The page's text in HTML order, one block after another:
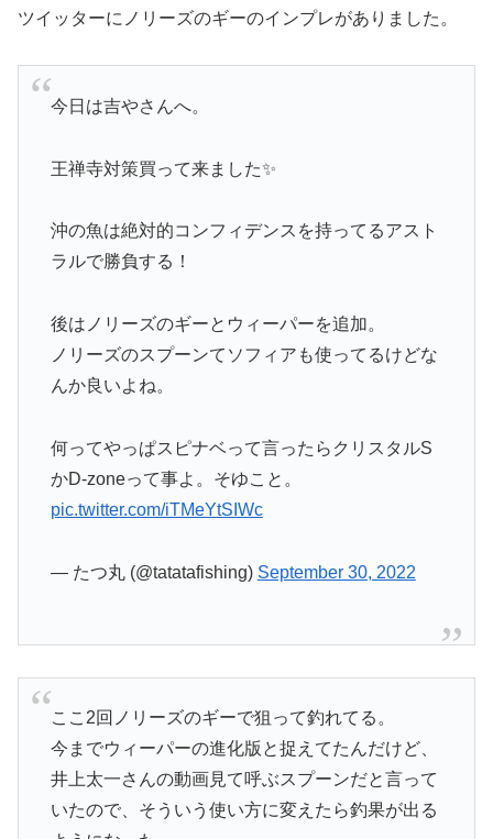
ツイッターにノリーズのギーのインプレがありました。
今日は吉やさんへ。
王禅寺対策買って来ました✨
沖の魚は絶対的コンフィデンスを持ってるアスト
ラルで勝負する！
後はノリーズのギーとウィーパーを追加。
ノリーズのスプーンてソフィアも使ってるけどな
んか良いよね。
何ってやっぱスピナベって言ったらクリスタルS
かD-zoneって事よ。そゆこと。
pic.twitter.com/iTMeYtSIWc
— たつ丸 (@tatatafishing) September 30, 2022
ここ2回ノリーズのギーで狙って釣れてる。
今までウィーパーの進化版と捉えてたんだけど、
井上太一さんの動画見て呼ぶスプーンだと言って
いたので、そういう使い方に変えたら釣果が出る